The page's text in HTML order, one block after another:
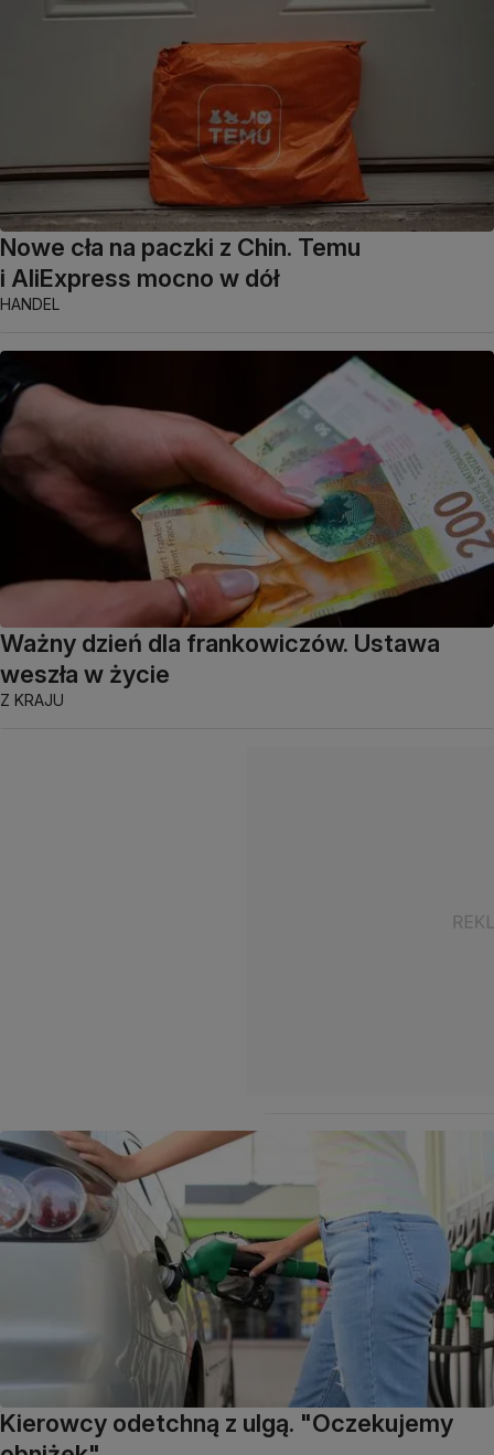
Nowe cła na paczki z Chin. Temu
i AliExpress mocno w dół
HANDEL
Ważny dzień dla frankowiczów. Ustawa
weszła w życie
Z KRAJU
Kierowcy odetchną z ulgą. "Oczekujemy